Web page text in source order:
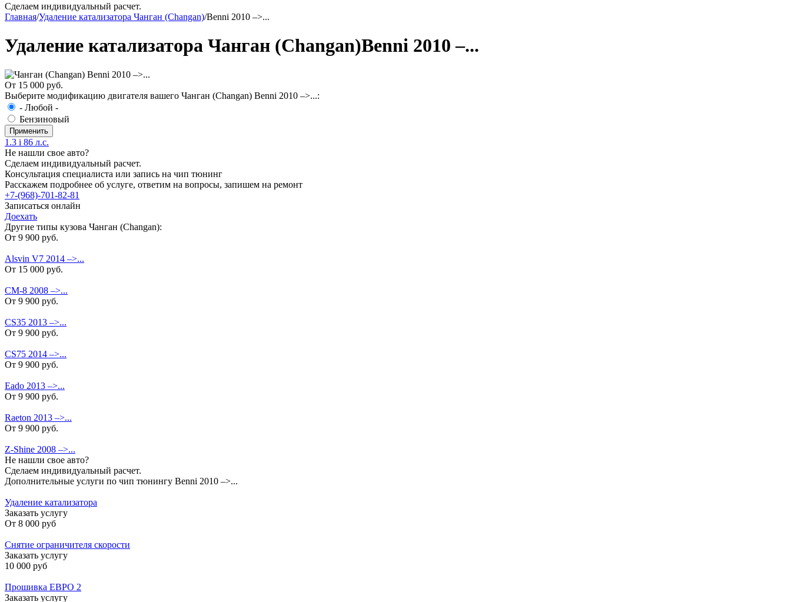
Сделаем индивидуальный расчет.
Главная/Удаление катализатора Чанган (Changan)/Benni 2010 –>...
Удаление катализатора Чанган (Changan)Benni 2010 –...
От 15 000 руб.
Выберите модификацию двигателя вашего Чанган (Changan) Benni 2010 –>...:
- Любой -
Бензиновый
1.3 i 86 л.с.
Не нашли свое авто?
Сделаем индивидуальный расчет.
Консультация специалиста или запись на чип тюнинг
Расскажем подробнее об услуге, ответим на вопросы, запишем на ремонт
+7-(968)-701-82-81
Записаться онлайн
Доехать
Другие типы кузова Чанган (Changan):
От 9 900 руб.
Alsvin V7 2014 –>...
От 15 000 руб.
CM-8 2008 –>...
От 9 900 руб.
CS35 2013 –>...
От 9 900 руб.
CS75 2014 –>...
От 9 900 руб.
Eado 2013 –>...
От 9 900 руб.
Raeton 2013 –>...
От 9 900 руб.
Z-Shine 2008 –>...
Не нашли свое авто?
Сделаем индивидуальный расчет.
Дополнительные услуги по чип тюнингу Benni 2010 –>...
Удаление катализатора
Заказать услугу
От 8 000 руб
Снятие ограничителя скорости
Заказать услугу
10 000 руб
Прошивка ЕВРО 2
Заказать услугу